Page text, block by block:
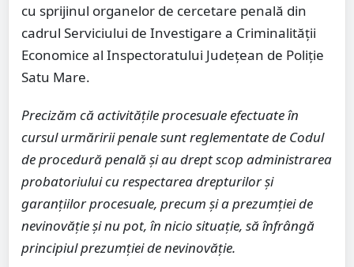
cu sprijinul organelor de cercetare penală din
cadrul Serviciului de Investigare a Criminalității
Economice al Inspectoratului Județean de Poliție
Satu Mare.
Precizăm că activitățile procesuale efectuate în
cursul urmăririi penale sunt reglementate de Codul
de procedură penală și au drept scop administrarea
probatoriului cu respectarea drepturilor și
garanțiilor procesuale, precum și a prezumției de
nevinovăție și nu pot, în nicio situație, să înfrângă
principiul prezumției de nevinovăție.